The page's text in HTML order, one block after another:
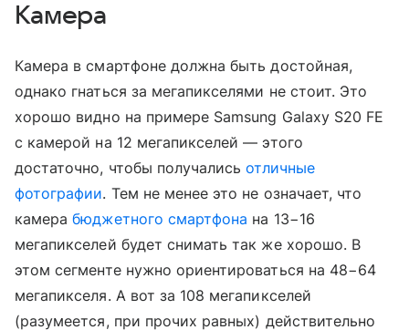
Камера
Камера в смартфоне должна быть достойная,
однако гнаться за мегапикселями не стоит. Это
хорошо видно на примере Samsung Galaxy S20 FE
с камерой на 12 мегапикселей — этого
достаточно, чтобы получалисьотличные
фотографии. Тем не менее это не означает, что
камерабюджетного смартфона на 13−16
мегапикселей будет снимать так же хорошо. В
этом сегменте нужно ориентироваться на 48−64
мегапикселя. А вот за 108 мегапикселей
(разумеется, при прочих равных) действительно